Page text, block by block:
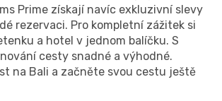
Prime získají navíc exkluzivní slevy
rezervaci. Pro kompletní zážitek si
a hotel v jednom balíčku. S
cesty snadné a výhodné.
na Bali a začněte svou cestu ještě